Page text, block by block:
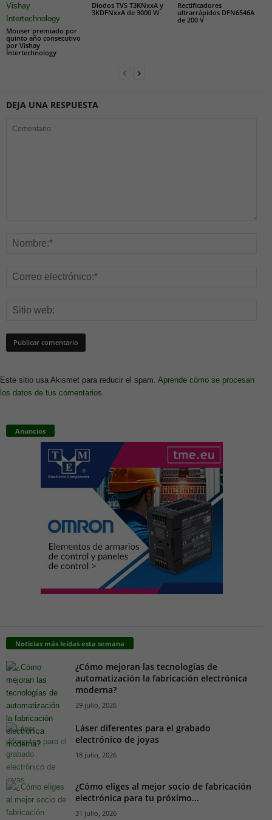
Mouser premiado por
quinto año consecutivo
por Vishay
Intertechnology
Diodos TVS T3KNxxA y
3KDFNxxA de 3000 W
Rectificadores
ultrarrápidos DFN6546A
de 200 V
DEJA UNA RESPUESTA
Este sitio usa Akismet para reducir el spam. Aprende cómo se procesan
los datos de tus comentarios.
Anuncios
Noticias más leídas esta semana
¿Cómo mejoran las tecnologías de
automatización la fabricación electrónica
moderna?
29 julio, 2026
Láser diferentes para el grabado
electrónico de joyas
18 julio, 2026
¿Cómo eliges al mejor socio de fabricación
electrónica para tu próximo...
31 julio, 2026